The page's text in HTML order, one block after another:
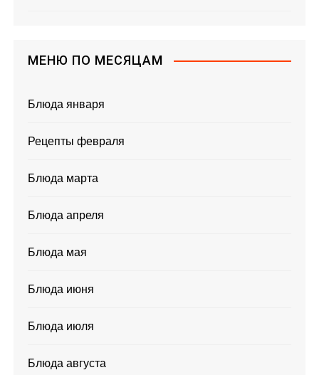
МЕНЮ ПО МЕСЯЦАМ
Блюда января
Рецепты февраля
Блюда марта
Блюда апреля
Блюда мая
Блюда июня
Блюда июля
Блюда августа